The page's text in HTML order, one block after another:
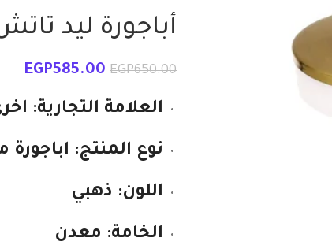
أباجورة ليد
EGP650.00
EGP585.00
العلامة التجارية:
نوع المنتج: اباجورة
اللون: ذهبي
الخامة: معدن